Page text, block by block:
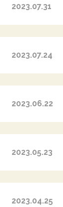
2023.07.31
2023.07.24
2023.06.22
2023.05.23
2023.04.25